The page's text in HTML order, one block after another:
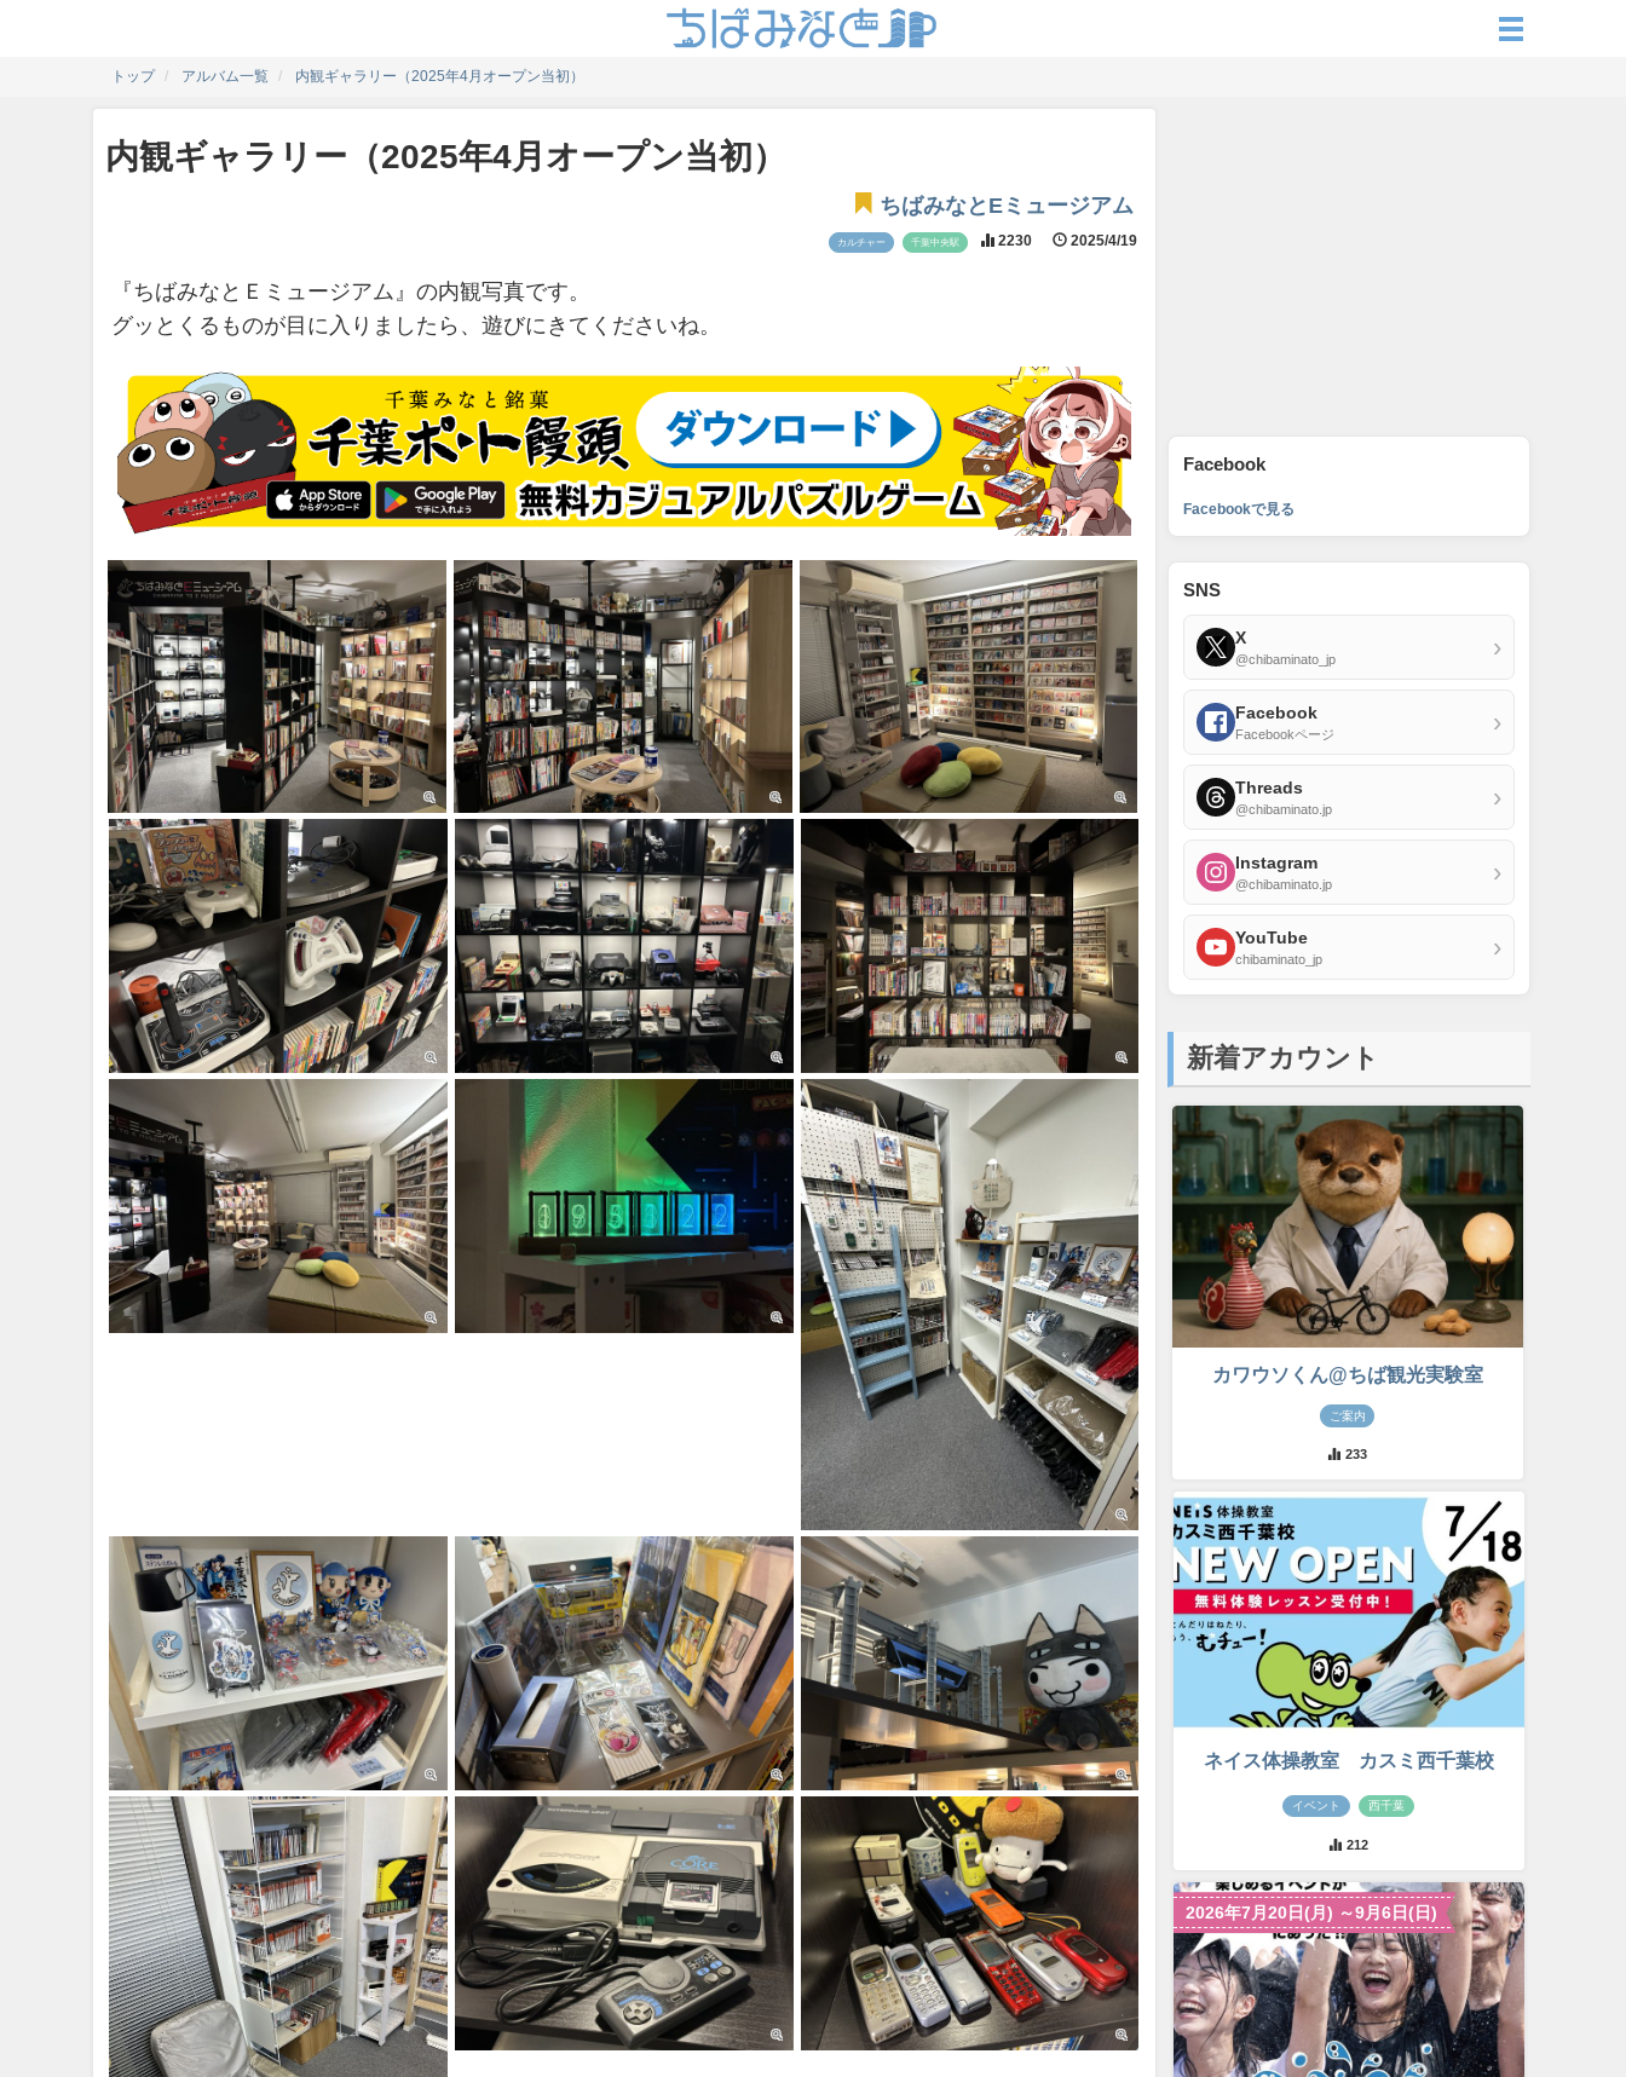
トップ アルバム一覧 内観ギャラリー（2025年4月オープン当初）
内観ギャラリー（2025年4月オープン当初）
ちばみなとEミュージアム
カルチャー 千葉中央駅 2230 2025/4/19
『ちばみなとＥミュージアム』の内観写真です。
グッとくるものが目に入りましたら、遊びにきてくださいね。
Facebook
Facebookで見る
SNS
X
@chibaminato_jp ›
Facebook
Facebookページ ›
Threads
@chibaminato.jp ›
Instagram
@chibaminato.jp ›
YouTube
chibaminato_jp ›
新着アカウント
カワウソくん@ちば観光実験室
ご案内
233
ネイス体操教室 カスミ西千葉校
イベント 西千葉
212
2026年7月20日(月) ～9月6日(日)